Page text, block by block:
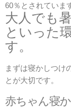
60％とされていま
大人でも
といった
す。
まずは寝かしつけ
とが大切です。
赤ちゃん寝